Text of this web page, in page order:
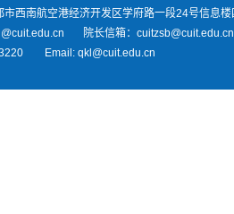
市西南航空港经济开发区学府路一段24号信息楼
院长信箱：cuitzsb@cuit.edu.cn
Email: qkl@cuit.edu.cn